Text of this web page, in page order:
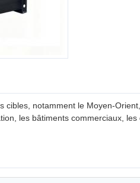
notamment le Moyen-
les bâtiments commerciaux,